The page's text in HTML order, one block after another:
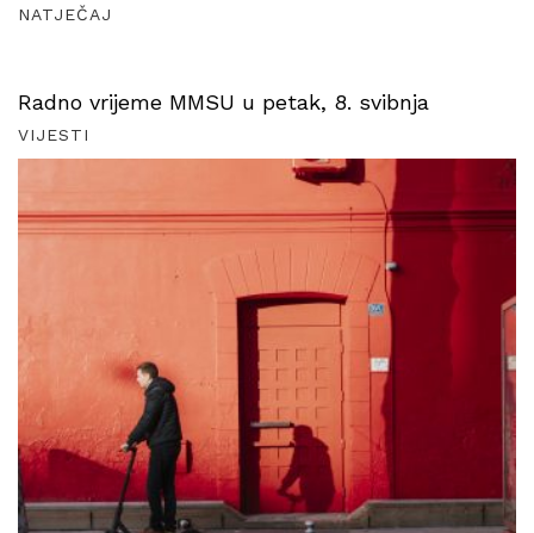
NATJEČAJ
Radno vrijeme MMSU u petak, 8. svibnja
VIJESTI